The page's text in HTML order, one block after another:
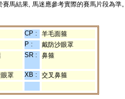
馬結果, 馬迷應參考實際的賽馬片段為準。
CP :
羊毛面箍
P :
戴防沙眼罩
SR : 鼻箍
罩 XB :
交叉鼻箍